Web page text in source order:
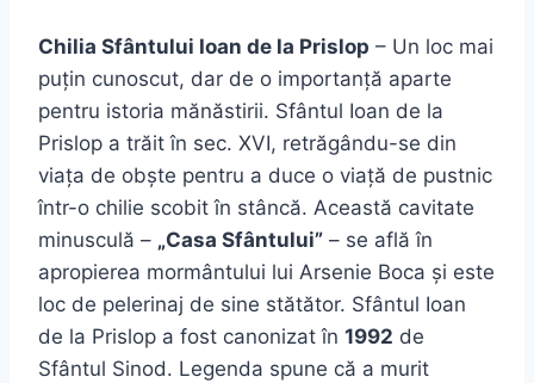
Chilia Sfântului Ioan de la Prislop – Un loc mai
puțin cunoscut, dar de o importanță aparte
pentru istoria mănăstirii. Sfântul Ioan de la
Prislop a trăit în sec. XVI, retrăgându-se din
viața de obște pentru a duce o viață de pustnic
într-o chilie scobit în stâncă. Această cavitate
minusculă – „Casa Sfântului” – se află în
apropierea mormântului lui Arsenie Boca și este
loc de pelerinaj de sine stătător. Sfântul Ioan
de la Prislop a fost canonizat în 1992 de
Sfântul Sinod. Legenda spune că a murit